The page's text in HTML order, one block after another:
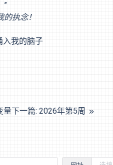
”
执念！
入我的脑子
量下一篇: 2026年第5周